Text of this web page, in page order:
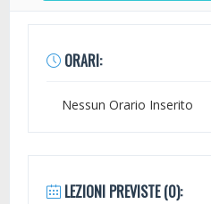
ORARI:
Nessun Orario Inserito
LEZIONI PREVISTE (0):